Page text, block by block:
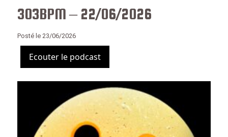
303BPM – 22/06/2026
Posté le 23/06/2026
Ecouter le podcast